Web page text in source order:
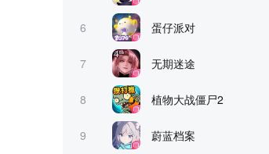
6 蛋仔派对
7 无期迷途
8 植物大战僵尸2
9 蔚蓝档案